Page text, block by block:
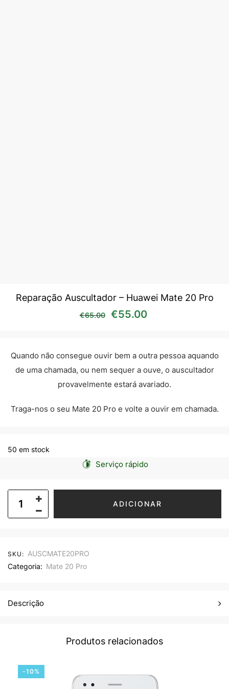
Reparação Auscultador – Huawei Mate 20 Pro
€65.00 O preço original era:
€55.00
Quando não consegue ouvir bem a outra pessoa aquando
de uma chamada, ou nem sequer a ouve, o auscultador
provavelmente estará avariado.
Traga-nos o seu Mate 20 Pro e volte a ouvir em chamada.
50 em stock
Serviço rápido
ADICIONAR
SKU: AUSCMATE20PRO
Categoria: Mate 20 Pro
Descrição
Produtos relacionados
-10%